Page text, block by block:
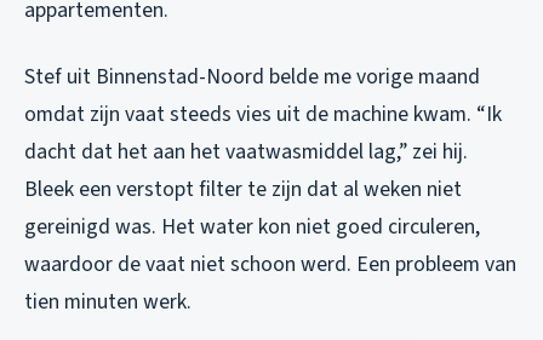
appartementen.
Stef uit Binnenstad-Noord belde me vorige maand
omdat zijn vaat steeds vies uit de machine kwam. “Ik
dacht dat het aan het vaatwasmiddel lag,” zei hij.
Bleek een verstopt filter te zijn dat al weken niet
gereinigd was. Het water kon niet goed circuleren,
waardoor de vaat niet schoon werd. Een probleem van
tien minuten werk.